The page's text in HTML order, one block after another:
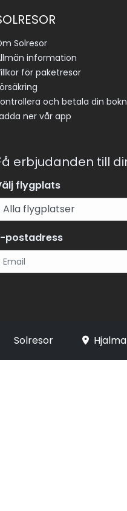
Solresor
information
för paketresor
och betala din
ner vår app
erbjudanden till
flygplats
postadress
Solresor